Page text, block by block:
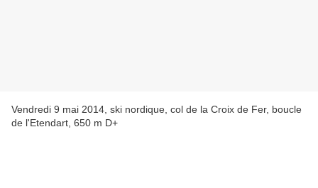
Vendredi 9 mai 2014, ski nordique, col de la Croix de Fer, boucle
de l'Etendart, 650 m D+